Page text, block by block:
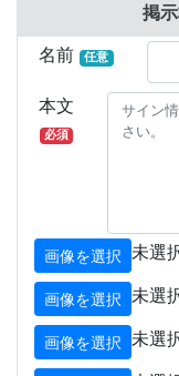
掲
名前
任意
本文
必須
画像を選択 未選
画像を選択 未選
画像を選択 未選